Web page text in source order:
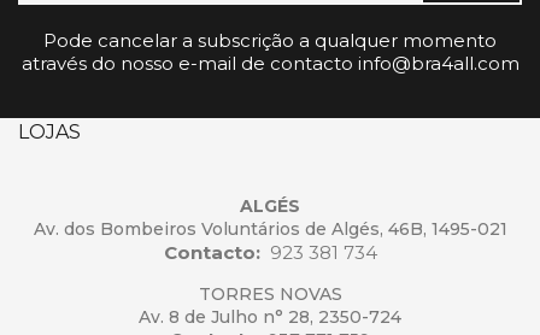
Pode cancelar a subscrição a qualquer momento
através do nosso e-mail de contacto info@bra4all.com
LOJAS
ALGÉS
Av. dos Bombeiros Voluntários de Algés, 46B, 1495-021
Contacto: 923 381 734
TORRES NOVAS
Av. 8 de Julho n° 28, 2350-724